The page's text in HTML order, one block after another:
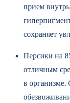
прием
сохраняет
Персики на
отличным
в организме.